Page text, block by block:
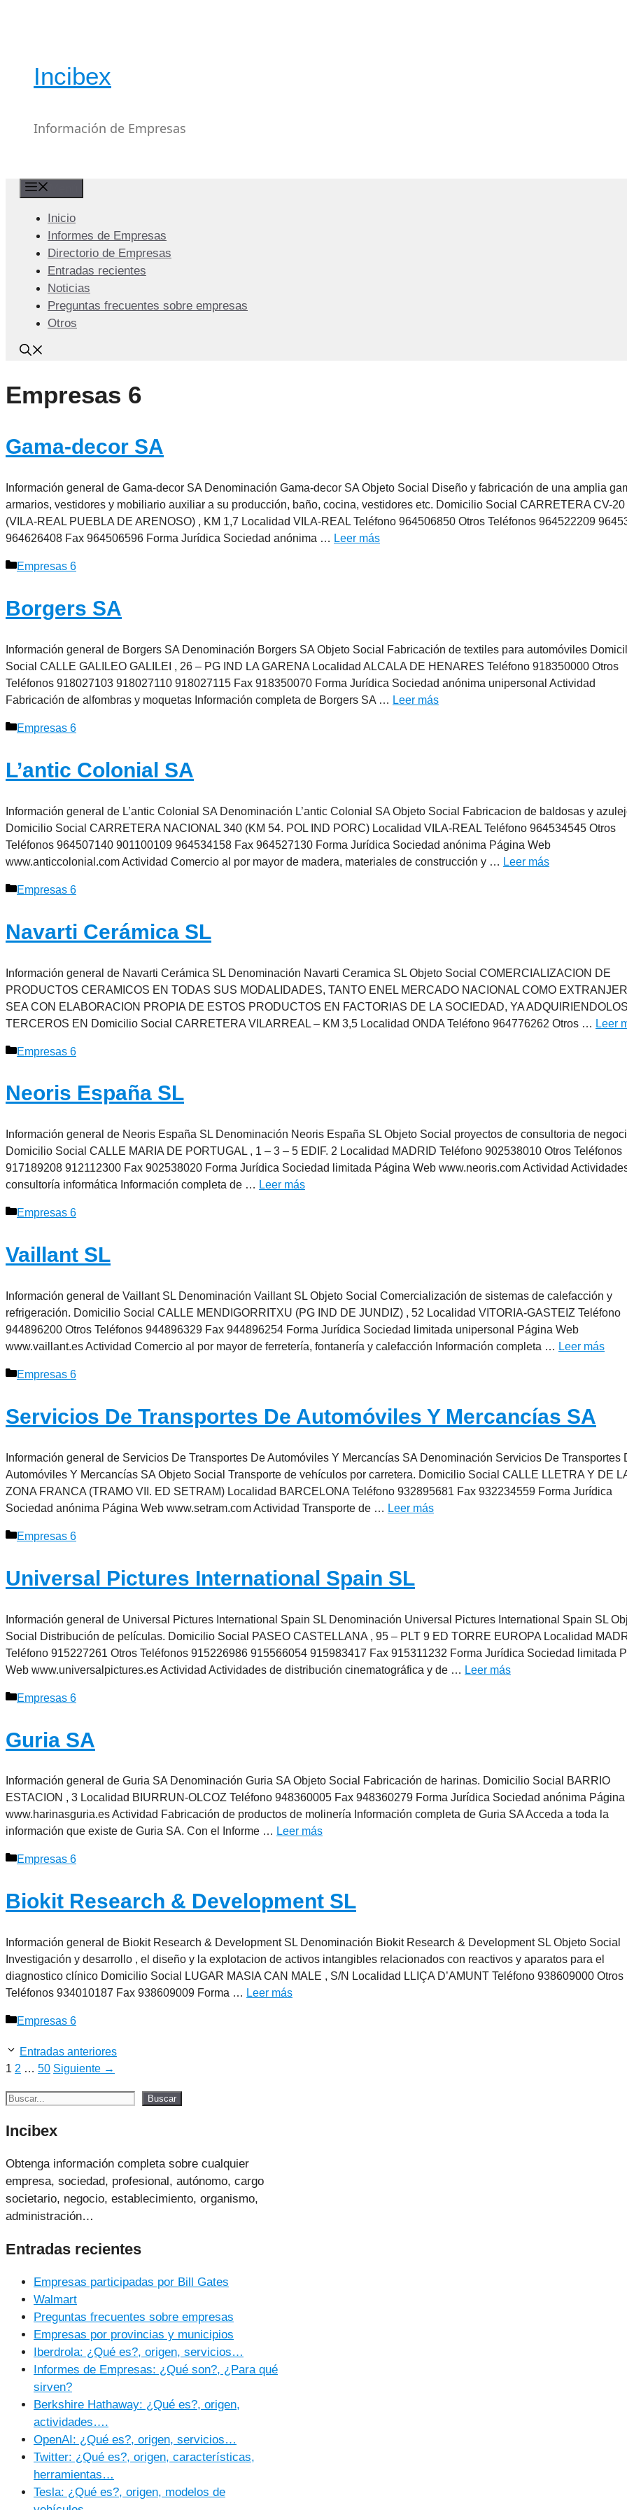
Incibex
Información de Empresas
Inicio
Informes de Empresas
Directorio de Empresas
Entradas recientes
Noticias
Preguntas frecuentes sobre empresas
Otros
Empresas 6
Gama-decor SA
Información general de Gama-decor SA Denominación Gama-decor SA Objeto Social Diseño y fabricación de una amplia
armarios, vestidores y mobiliario auxiliar a su producción, baño, cocina, vestidores etc. Domicilio Social CARRETERA CV-20
(VILA-REAL PUEBLA DE ARENOSO) , KM 1,7 Localidad VILA-REAL Teléfono 964506850 Otros Teléfonos 964522209
964626408 Fax 964506596 Forma Jurídica Sociedad anónima … Leer más
Categorías
Empresas 6
Borgers SA
Información general de Borgers SA Denominación Borgers SA Objeto Social Fabricación de textiles para automóviles
Social CALLE GALILEO GALILEI , 26 – PG IND LA GARENA Localidad ALCALA DE HENARES Teléfono 918350000 Otros
Teléfonos 918027103 918027110 918027115 Fax 918350070 Forma Jurídica Sociedad anónima unipersonal Actividad
Fabricación de alfombras y moquetas Información completa de Borgers SA … Leer más
Categorías
Empresas 6
L’antic Colonial SA
Información general de L’antic Colonial SA Denominación L’antic Colonial SA Objeto Social Fabricacion de baldosas y
Domicilio Social CARRETERA NACIONAL 340 (KM 54. POL IND PORC) Localidad VILA-REAL Teléfono 964534545 Otros
Teléfonos 964507140 901100109 964534158 Fax 964527130 Forma Jurídica Sociedad anónima Página Web
www.anticcolonial.com Actividad Comercio al por mayor de madera, materiales de construcción y … Leer más
Categorías
Empresas 6
Navarti Cerámica SL
Información general de Navarti Cerámica SL Denominación Navarti Ceramica SL Objeto Social COMERCIALIZACION DE
PRODUCTOS CERAMICOS EN TODAS SUS MODALIDADES, TANTO ENEL MERCADO NACIONAL COMO
SEA CON ELABORACION PROPIA DE ESTOS PRODUCTOS EN FACTORIAS DE LA SOCIEDAD, YA
TERCEROS EN Domicilio Social CARRETERA VILARREAL – KM 3,5 Localidad ONDA Teléfono 964776262 Otros … Leer
Categorías
Empresas 6
Neoris España SL
Información general de Neoris España SL Denominación Neoris España SL Objeto Social proyectos de consultoria de
Domicilio Social CALLE MARIA DE PORTUGAL , 1 – 3 – 5 EDIF. 2 Localidad MADRID Teléfono 902538010 Otros Teléfonos
917189208 912112300 Fax 902538020 Forma Jurídica Sociedad limitada Página Web www.neoris.com Actividad
consultoría informática Información completa de … Leer más
Categorías
Empresas 6
Vaillant SL
Información general de Vaillant SL Denominación Vaillant SL Objeto Social Comercialización de sistemas de calefacción y
refrigeración. Domicilio Social CALLE MENDIGORRITXU (PG IND DE JUNDIZ) , 52 Localidad VITORIA-GASTEIZ Teléfono
944896200 Otros Teléfonos 944896329 Fax 944896254 Forma Jurídica Sociedad limitada unipersonal Página Web
www.vaillant.es Actividad Comercio al por mayor de ferretería, fontanería y calefacción Información completa … Leer más
Categorías
Empresas 6
Servicios De Transportes De Automóviles Y Mercancías SA
Información general de Servicios De Transportes De Automóviles Y Mercancías SA Denominación Servicios De Transportes
Automóviles Y Mercancías SA Objeto Social Transporte de vehículos por carretera. Domicilio Social CALLE LLETRA Y DE
ZONA FRANCA (TRAMO VII. ED SETRAM) Localidad BARCELONA Teléfono 932895681 Fax 932234559 Forma Jurídica
Sociedad anónima Página Web www.setram.com Actividad Transporte de … Leer más
Categorías
Empresas 6
Universal Pictures International Spain SL
Información general de Universal Pictures International Spain SL Denominación Universal Pictures International Spain SL
Social Distribución de películas. Domicilio Social PASEO CASTELLANA , 95 – PLT 9 ED TORRE EUROPA Localidad
Teléfono 915227261 Otros Teléfonos 915226986 915566054 915983417 Fax 915311232 Forma Jurídica Sociedad limitada
Web www.universalpictures.es Actividad Actividades de distribución cinematográfica y de … Leer más
Categorías
Empresas 6
Guria SA
Información general de Guria SA Denominación Guria SA Objeto Social Fabricación de harinas. Domicilio Social BARRIO
ESTACION , 3 Localidad BIURRUN-OLCOZ Teléfono 948360005 Fax 948360279 Forma Jurídica Sociedad anónima
www.harinasguria.es Actividad Fabricación de productos de molinería Información completa de Guria SA Acceda a toda la
información que existe de Guria SA. Con el Informe … Leer más
Categorías
Empresas 6
Biokit Research & Development SL
Información general de Biokit Research & Development SL Denominación Biokit Research & Development SL Objeto Social
Investigación y desarrollo , el diseño y la explotacion de activos intangibles relacionados con reactivos y aparatos para el
diagnostico clínico Domicilio Social LUGAR MASIA CAN MALE , S/N Localidad LLIÇA D’AMUNT Teléfono 938609000 Otros
Teléfonos 934010187 Fax 938609009 Forma … Leer más
Categorías
Empresas 6
Entradas anteriores
Página
1 Página
2 … Página
50 Siguiente →
Buscar Buscar
Incibex
Obtenga información completa sobre cualquier
empresa, sociedad, profesional, autónomo, cargo
societario, negocio, establecimiento, organismo,
administración…
Entradas recientes
Empresas participadas por Bill Gates
Walmart
Preguntas frecuentes sobre empresas
Empresas por provincias y municipios
Iberdrola: ¿Qué es?, origen, servicios…
Informes de Empresas: ¿Qué son?, ¿Para qué
sirven?
Berkshire Hathaway: ¿Qué es?, origen,
actividades….
OpenAI: ¿Qué es?, origen, servicios…
Twitter: ¿Qué es?, origen, características,
herramientas…
Tesla: ¿Qué es?, origen, modelos de